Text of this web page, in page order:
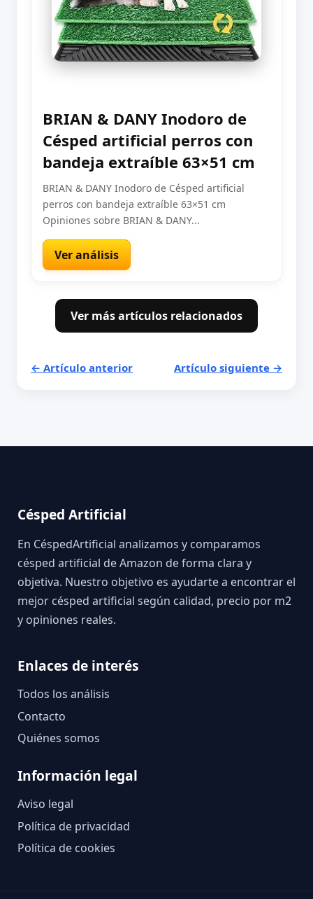
BRIAN & DANY Inodoro de
Césped artificial perros con
bandeja extraíble 63×51 cm
BRIAN & DANY Inodoro de Césped artificial
perros con bandeja extraíble 63×51 cm
Opiniones sobre BRIAN & DANY...
Ver análisis
Ver más artículos relacionados
← Artículo anterior Artículo siguiente →
Césped Artificial
En CéspedArtificial analizamos y comparamos
césped artificial de Amazon de forma clara y
objetiva. Nuestro objetivo es ayudarte a encontrar el
mejor césped artificial según calidad, precio por m2
y opiniones reales.
Enlaces de interés
Todos los análisis
Contacto
Quiénes somos
Información legal
Aviso legal
Política de privacidad
Política de cookies